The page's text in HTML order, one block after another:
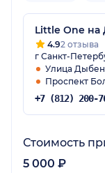
Little One
4.92 отзыва
г Санкт-
Улица
Проспект
Стоимость
5 000 ₽